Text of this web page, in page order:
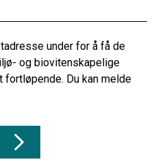
under for å få de
og biovitenskapelige
Du kan melde